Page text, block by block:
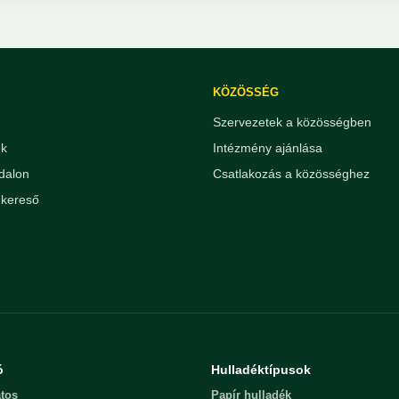
KÖZÖSSÉG
Szervezetek a közösségben
Intézmény ajánlása
Csatlakozás a közösséghez
Hulladéktípusok
Papír hulladék